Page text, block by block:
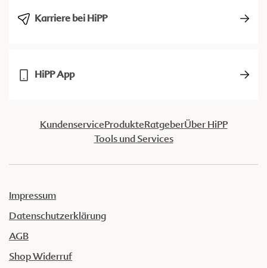
Karriere bei HiPP
HiPP App
KundenserviceProdukteRatgeberÜber HiPP
Tools und Services
Impressum
Datenschutzerklärung
AGB
Shop Widerruf